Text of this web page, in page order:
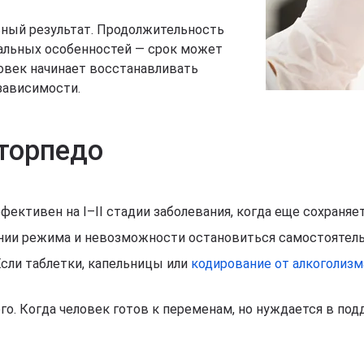
результат. Продолжительность
особенностей — срок может
начинает восстанавливать
на I–II стадии заболевания, когда еще
режима и невозможности остановиться
таблетки, капельницы или кодирование от
Когда человек готов к переменам, но нуждается в